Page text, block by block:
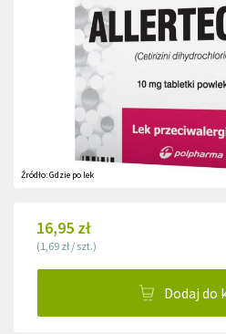
Źródło:Gdzie po lek
16,95 zł
(1,69 zł / szt.)
Dodaj do